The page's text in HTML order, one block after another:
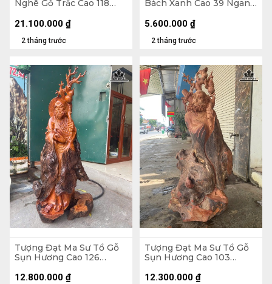
Nghê Gỗ Trắc Cao 118
2 tháng trước
21.100.000 ₫
Bách Xanh Cao 39 Ngang
2 tháng trước
5.600.000 ₫
Tượng Đạt Ma Sư Tổ Gỗ
Sụn Hương Cao 126
12.800.000 ₫
Tượng Đạt Ma Sư Tổ Gỗ
Sụn Hương Cao 103
12.300.000 ₫